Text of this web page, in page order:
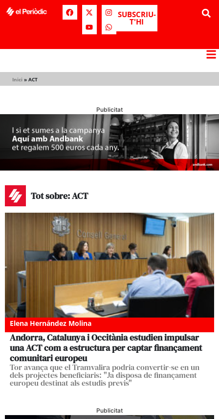
SUBSCRIU-
T'HI
Inici » ACT
Publicitat
Tot sobre: ACT
Elena Hernández Molina
Andorra, Catalunya i Occitània estudien impulsar
una ACT com a estructura per captar finançament
comunitari europeu
Tor avança que el Tramvalira podria convertir-se en un
dels projectes beneficiaris: "Ja disposa de finançament
europeu destinat als estudis previs"
Publicitat